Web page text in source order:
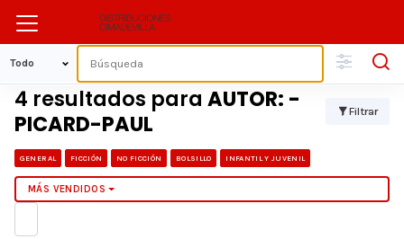
4 resultados para AUTOR: -
PICARD-PAUL
Filtrar
GENERAL FICCIÓN NO FICCIÓN BOLSILLO INFANTIL Y JUVENIL
MÁS VENDIDOS